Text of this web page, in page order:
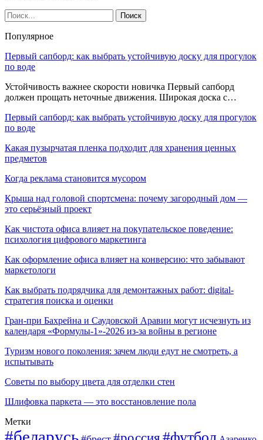
Популярное
Первый сапборд: как выбрать устойчивую доску для прогулок
по воде
Устойчивость важнее скорости новичка Первый сапборд
должен прощать неточные движения. Широкая доска с…
Первый сапборд: как выбрать устойчивую доску для прогулок
по воде
Какая пузырчатая пленка подходит для хранения ценных
предметов
Когда реклама становится мусором
Крыша над головой спортсмена: почему загородный дом —
это серьёзный проект
Как чистота офиса влияет на покупательское поведение:
психология цифрового маркетинга
Как оформление офиса влияет на конверсию: что забывают
маркетологи
Как выбрать подрядчика для демонтажных работ: digital-
стратегия поиска и оценки
Гран-при Бахрейна и Саудовской Аравии могут исчезнуть из
календаря «Формулы-1»-2026 из-за войны в регионе
Туризм нового поколения: зачем люди едут не смотреть, а
испытывать
Советы по выбору цвета для отделки стен
Шлифовка паркета — это восстановление пола
Метки